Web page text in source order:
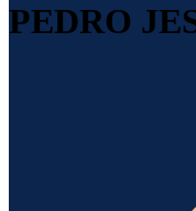
PEDRO